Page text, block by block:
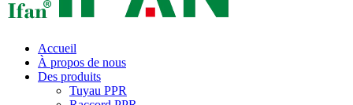
Accueil
À propos de nous
Des produits
Tuyau PPR